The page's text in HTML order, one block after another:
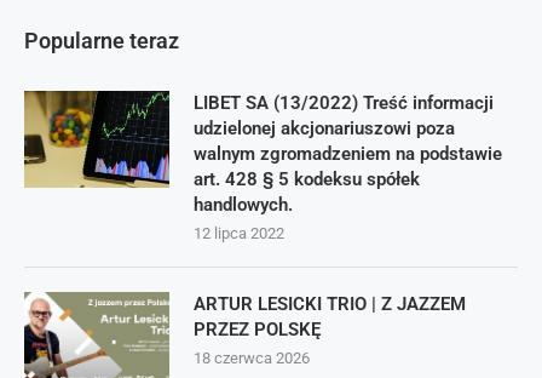
Popularne teraz
LIBET SA (13/2022) Treść informacji
udzielonej akcjonariuszowi poza
walnym zgromadzeniem na podstawie
art. 428 § 5 kodeksu spółek
handlowych.
12 lipca 2022
ARTUR LESICKI TRIO | Z JAZZEM
PRZEZ POLSKĘ
18 czerwca 2026